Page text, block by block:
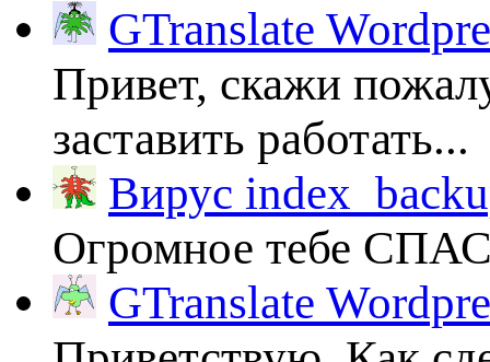
GTranslate
Привет, скажи
заставить работать...
Вирус
Огромное тебе
GTranslate